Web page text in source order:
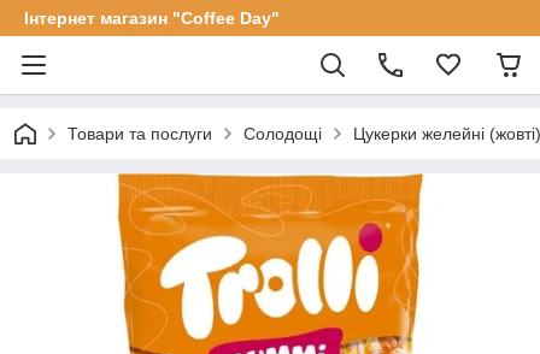
Інтернет магазин "Coffee Day"
Товари та послуги Солодощі Цукерки желейні (жовті)